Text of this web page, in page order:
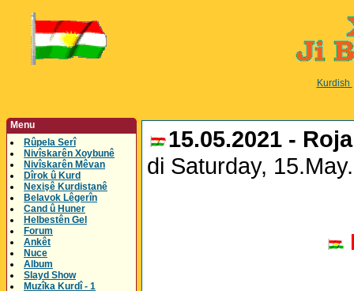
Kurdish
Menu
Rûpela Serî
Nivîskarên Xoybunê
Nivîskarên Mêvan
Dîrok û Kurd
Nexişê Kurdistanê
Belavok Lêgerîn
Cand û Huner
Helbestên Gel
Forum
Ankêt
Nuce
Album
Slayd Show
Muzîka Kurdî - 1
15.05.2021 -
di Saturday,